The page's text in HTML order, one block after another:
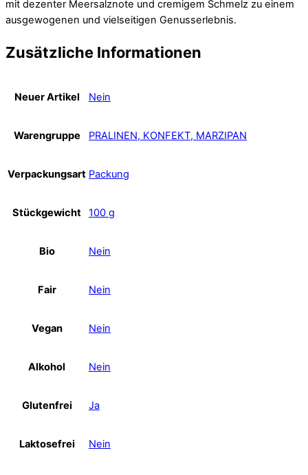
mit dezenter Meersalznote und cremigem Schmelz zu einem
ausgewogenen und vielseitigen Genusserlebnis.
Zusätzliche Informationen
Neuer Artikel Nein
Warengruppe PRALINEN, KONFEKT, MARZIPAN
Verpackungsart Packung
Stückgewicht 100 g
Bio Nein
Fair Nein
Vegan Nein
Alkohol Nein
Glutenfrei Ja
Laktosefrei Nein